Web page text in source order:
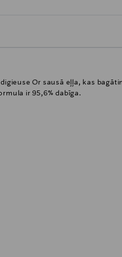
Or sausā eļļa, kas
ir 95,6% dabīga.